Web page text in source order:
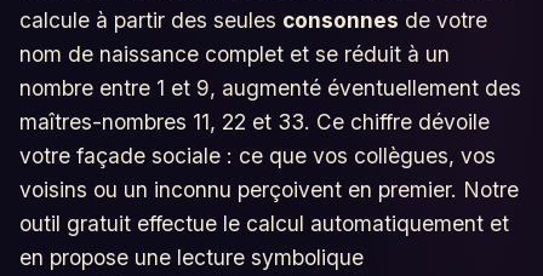
calcule à partir des seules consonnes de votre
nom de naissance complet et se réduit à un
nombre entre 1 et 9, augmenté éventuellement des
maîtres-nombres 11, 22 et 33. Ce chiffre dévoile
votre façade sociale : ce que vos collègues, vos
voisins ou un inconnu perçoivent en premier. Notre
outil gratuit effectue le calcul automatiquement et
en propose une lecture symbolique